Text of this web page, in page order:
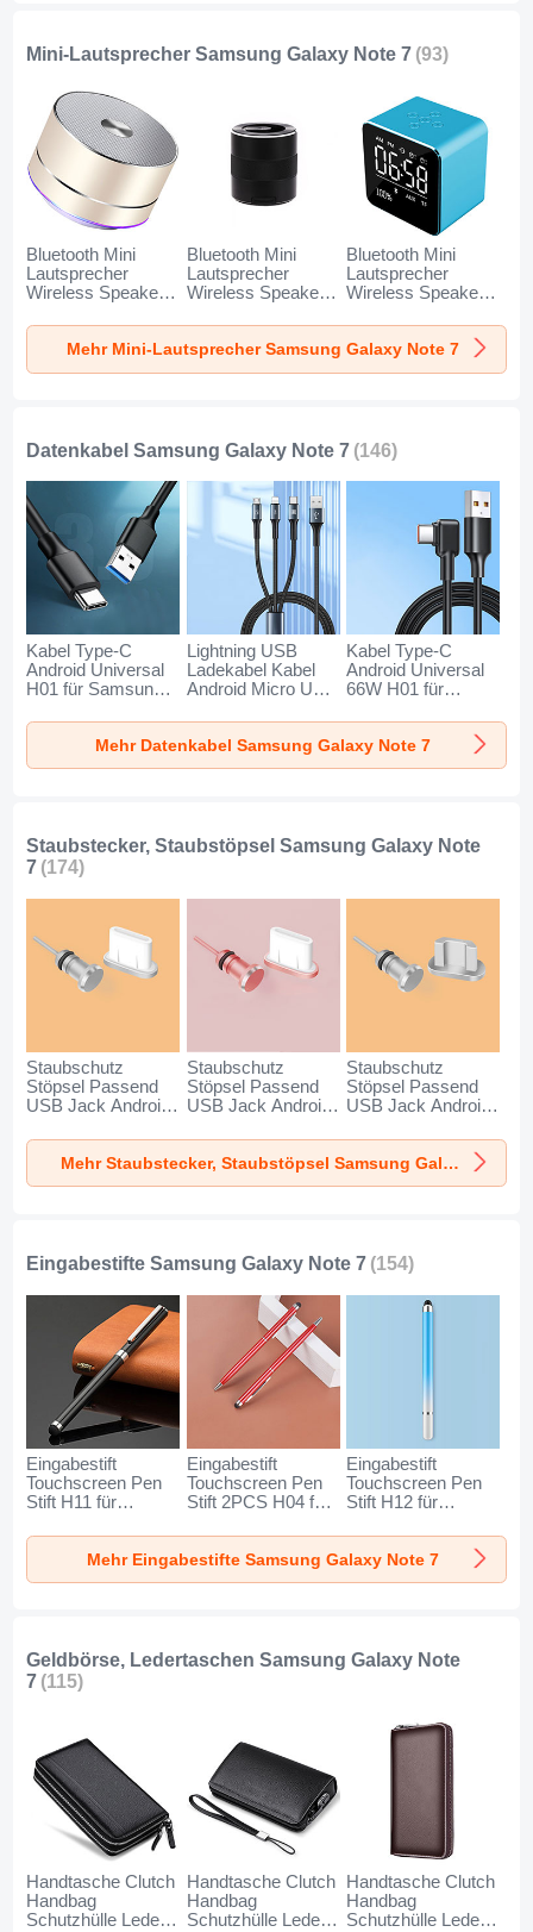
Mini-Lautsprecher Samsung Galaxy Note 7 (93)
Bluetooth Mini
Lautsprecher
Wireless Speaker
Samsung Galaxy
Note 7 Gold
Bluetooth Mini
Lautsprecher
Wireless Speaker
Samsung Galaxy
Note 7 Schwarz
Bluetooth Mini
Lautsprecher
Wireless Speaker
Samsung Galaxy
Note 7 Blau
Mehr Mini-Lautsprecher Samsung Galaxy Note 7
Datenkabel Samsung Galaxy Note 7 (146)
Kabel Type-C
Android Universal
H01 für Samsung
Dunkelgrau
Lightning USB
Ladekabel Kabel
Android Micro USB
für Samsung
Galaxy Note 7
Schwarz
Kabel Type-C
Android Universal
66W H01 für
Note 7 Schwarz
Mehr Datenkabel Samsung Galaxy Note 7
Staubstecker, Staubstöpsel Samsung Galaxy Note
7 (174)
Staubschutz
Stöpsel Passend
USB Jack Android
für Samsung
Galaxy Note 7
Silber
Staubschutz
Stöpsel Passend
USB Jack Android
für Samsung
Galaxy Note 7
Rosegold
Staubschutz
Stöpsel Passend
USB Jack Android
Samsung Galaxy
Note 7 SilberMehr Staubstecker, Staubstöpsel Samsung Galaxy Note 7
Eingabestifte Samsung Galaxy Note 7 (154)
Eingabestift
Touchscreen Pen
Stift H11 für
Note 7 Schwarz
Eingabestift
Touchscreen Pen
Stift 2PCS H04 für
Note 7 Rot
Eingabestift
Touchscreen Pen
Stift H12 für
Note 7 Blau
Mehr Eingabestifte Samsung Galaxy Note 7
Geldbörse, Ledertaschen Samsung Galaxy Note
7 (115)
Handtasche Clutch
Handbag
Schutzhülle Leder
Handtasche Clutch
Handbag
Schutzhülle Leder
Handtasche Clutch
Handbag
Schutzhülle Leder